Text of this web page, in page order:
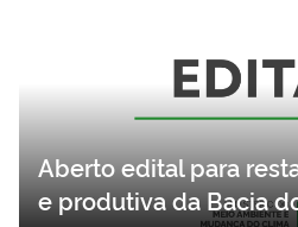
Aberto edital para
e produtiva da Bacia